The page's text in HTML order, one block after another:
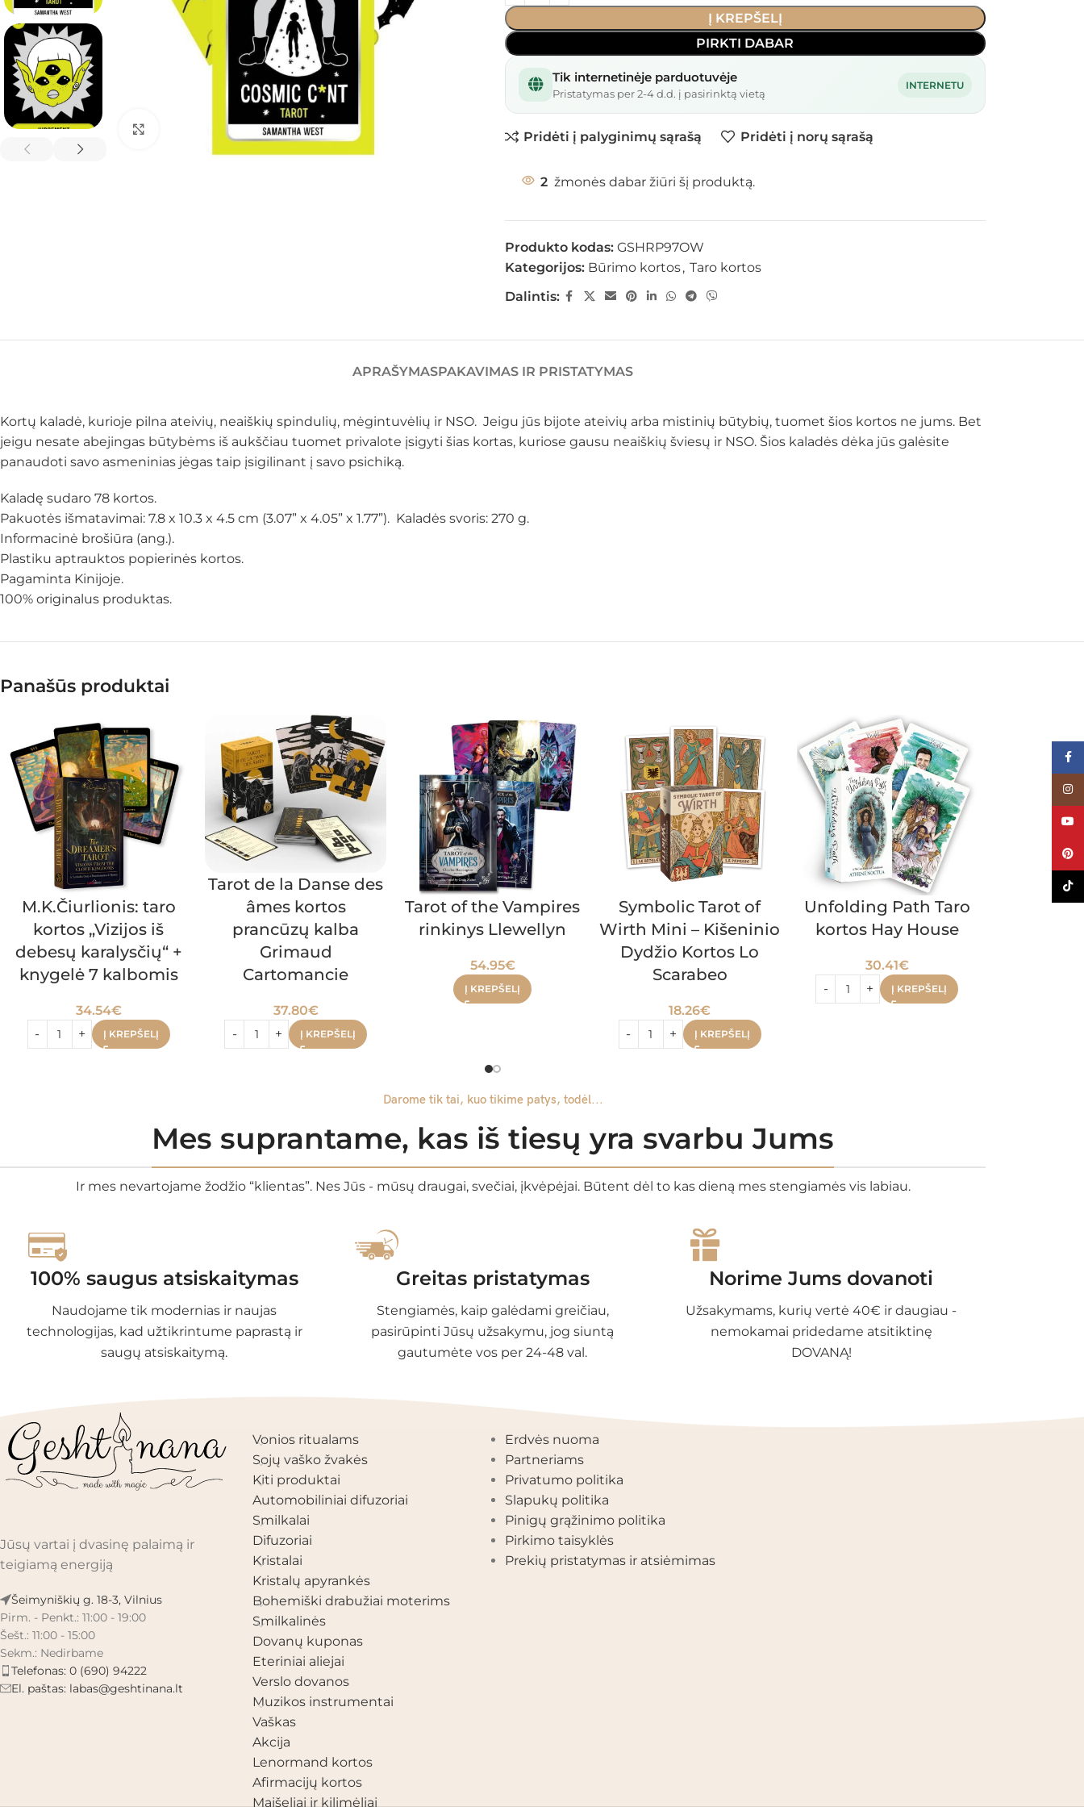
Spustelėkite, kad padidintumėte
Į KREPŠELĮ
PIRKTI DABAR
Tik internetinėje parduotuvėje
Pristatymas per 2-4 d.d. į pasirinktą vietą
INTERNETU
Pridėti į palyginimų sąrašą Pridėti į norų sąrašą
2 žmonės dabar žiūri šį produktą.
Produkto kodas: GSHRP97OW
Kategorijos: Būrimo kortos, Taro kortos
Dalintis:
APRAŠYMASPAKAVIMAS IR PRISTATYMAS
Kortų kaladė, kurioje pilna ateivių, neaiškių spindulių, mėgintuvėlių ir NSO. Jeigu jūs bijote ateivių arba mistinių būtybių, tuomet šios kortos ne jums. Bet
jeigu nesate abejingas būtybėms iš aukščiau tuomet privalote įsigyti šias kortas, kuriose gausu neaiškių šviesų ir NSO. Šios kaladės dėka jūs galėsite
panaudoti savo asmeninias jėgas taip įsigilinant į savo psichiką.
Kaladę sudaro 78 kortos.
Pakuotės išmatavimai: 7.8 x 10.3 x 4.5 cm (3.07” x 4.05” x 1.77”). Kaladės svoris: 270 g.
Informacinė brošiūra (ang.).
Plastiku aptrauktos popierinės kortos.
Pagaminta Kinijoje.
100% originalus produktas.
Panašūs produktai
M.K.Čiurlionis: taro
kortos „Vizijos iš
debesų karalysčių“ +
knygelė 7 kalbomis
34.54€
Į KREPŠELĮ
Tarot de la Danse des
âmes kortos
prancūzų kalba
Grimaud
Cartomancie
37.80€
Į KREPŠELĮ
Tarot of the Vampires
rinkinys Llewellyn
54.95€
Į KREPŠELĮ
Symbolic Tarot of
Wirth Mini – Kišeninio
Dydžio Kortos Lo
Scarabeo
18.26€
Į KREPŠELĮ
Unfolding Path Taro
kortos Hay House
30.41€
Į KREPŠELĮ
The
Darome tik tai, kuo tikime patys, todėl...
Mes suprantame, kas iš tiesų yra svarbu Jums
Ir mes nevartojame žodžio “klientas”. Nes Jūs - mūsų draugai, svečiai, įkvėpėjai. Būtent dėl to kas dieną mes stengiamės vis labiau.
100% saugus atsiskaitymas
Naudojame tik modernias ir naujas
technologijas, kad užtikrintume paprastą ir
saugų atsiskaitymą.
Greitas pristatymas
Stengiamės, kaip galėdami greičiau,
pasirūpinti Jūsų užsakymu, jog siuntą
gautumėte vos per 24-48 val.
Norime Jums dovanoti
Užsakymams, kurių vertė 40€ ir daugiau -
nemokamai pridedame atsitiktinę
DOVANĄ!
Jūsų vartai į dvasinę palaimą ir
teigiamą energiją
Šeimyniškių g. 18-3, Vilnius
Pirm. - Penkt.: 11:00 - 19:00
Šešt.: 11:00 - 15:00
Sekm.: Nedirbame
Telefonas: 0 (690) 94222
El. paštas: labas@geshtinana.lt
PRODUKTŲ KATEGORIJOS
Vonios ritualams
Sojų vaško žvakės
Kiti produktai
Automobiliniai difuzoriai
Smilkalai
Difuzoriai
Kristalai
Kristalų apyrankės
Bohemiški drabužiai moterims
Smilkalinės
Dovanų kuponas
Eteriniai aliejai
Verslo dovanos
Muzikos instrumentai
Vaškas
Akcija
Lenormand kortos
Afirmacijų kortos
Maišeliai ir kilimėliai
Erdvės nuoma
Partneriams
Privatumo politika
Slapukų politika
Pinigų grąžinimo politika
Pirkimo taisyklės
Prekių pristatymas ir atsiėmimas